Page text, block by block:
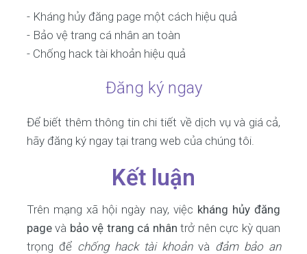
- Kháng hủy đăng page một cách hiệu quả
- Bảo vệ trang cá nhân an toàn
- Chống hack tài khoản hiệu quả
Đăng ký ngay
Để biết thêm thông tin chi tiết về dịch vụ và giá cả,
hãy đăng ký ngay tại trang web của chúng tôi.
Kết luận
Trên mạng xã hội ngày nay, việc kháng hủy đăng
pagevà bảo vệ trang cá nhân trở nên cực kỳ quan
trọng đểchống hack tài khoảnvàđảm bảo an